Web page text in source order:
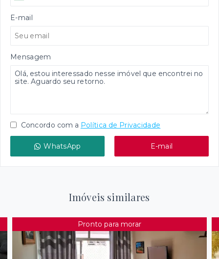
E-mail
Mensagem
Concordo com a Política de Privacidade
WhatsApp E-mail
Imóveis similares
Pronto para morar